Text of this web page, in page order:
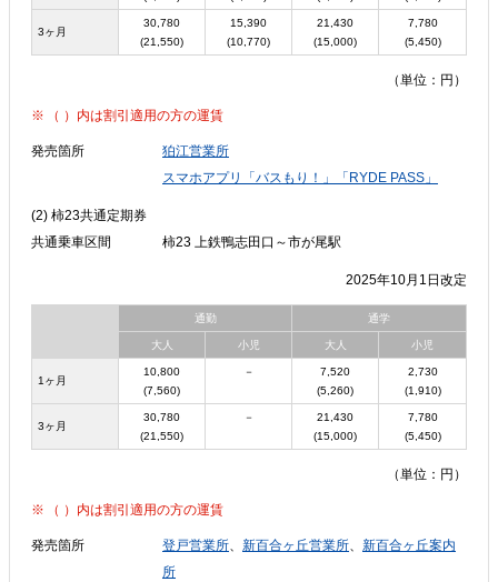
3ヶ月
30,780
(21,550)
15,390
(10,770)
21,430
(15,000)
7,780
(5,450)
（単位：円）
（ ）内は割引適用の方の運賃
発売箇所
狛江営業所
スマホアプリ「バスもり！」「RYDE PASS」
(2) 柿23共通定期券
共通乗車区間
柿23 上鉄鴨志田口～市が尾駅
2025年10月1日改定
通勤 通学
大人 小児 大人 小児
1ヶ月
10,800
(7,560)
－
7,520
(5,260)
2,730
(1,910)
3ヶ月
30,780
(21,550)
－
21,430
(15,000)
7,780
(5,450)
（単位：円）
（ ）内は割引適用の方の運賃
発売箇所 登戸営業所、 新百合ヶ丘営業所、 新百合ヶ丘案内
所